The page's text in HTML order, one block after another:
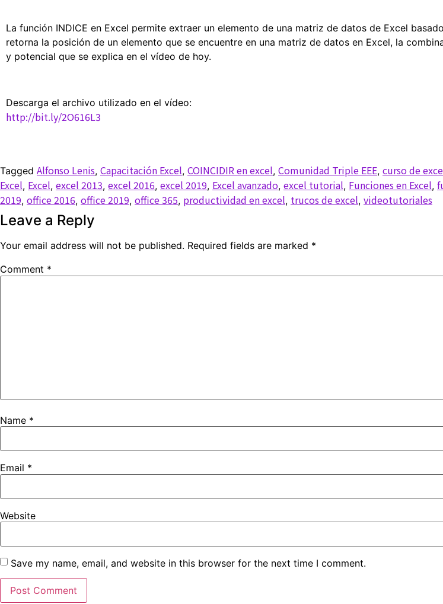
La función INDICE en Excel permite extraer un elemento de una matriz de datos de Excel
retorna la posición de un elemento que se encuentre en una matriz de datos en Excel, la
y potencial que se explica en el vídeo de hoy.
Descarga el archivo utilizado en el vídeo:
http://bit.ly/2O616L3
Tagged Alfonso Lenis, Capacitación Excel, COINCIDIR en excel, Comunidad Triple EEE, curso de
Excel, Excel, excel 2013, excel 2016, excel 2019, Excel avanzado, excel tutorial, Funciones en Excel,
2019, office 2016, office 2019, office 365, productividad en excel, trucos de excel, videotutoriales
Leave a Reply
Your email address will not be published. Required fields are marked *
Comment *
Name *
Email *
Website
Save my name, email, and website in this browser for the next time I comment.